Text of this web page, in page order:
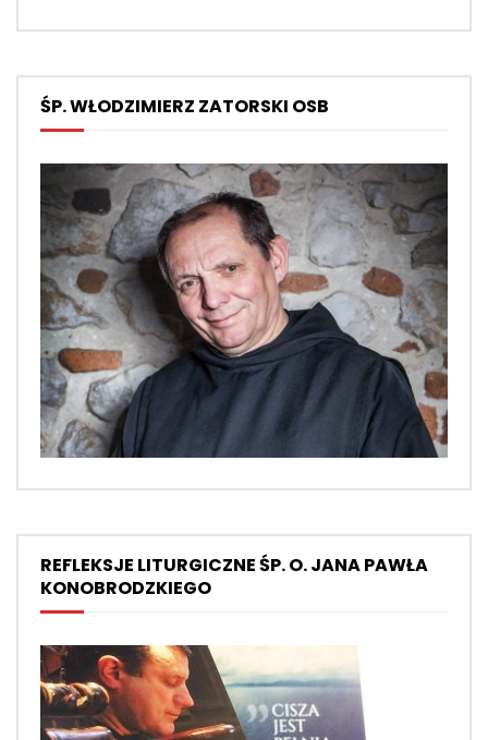
ŚP. WŁODZIMIERZ ZATORSKI OSB
REFLEKSJE LITURGICZNE ŚP. O. JANA PAWŁA
KONOBRODZKIEGO